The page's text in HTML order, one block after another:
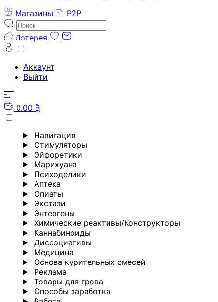
Магазины
P2P
Лотерея
Аккаунт
Выйти
0.00 ₿
Навигация
Стимуляторы
Эйфоретики
Марихуана
Психоделики
Аптека
Опиаты
Экстази
Энтеогены
Химические реактивы/Конструкторы
Каннабиноиды
Диссоциативы
Медицина
Основа курительных смесей
Реклама
Товары для грова
Способы заработка